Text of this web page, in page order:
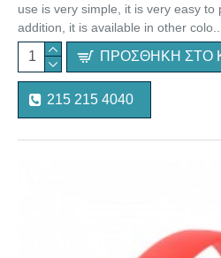
use is very simple, it is very easy to
addition, it is available in other colo..
ΠΡΟΣΘΉΚΗ ΣΤΟ
215 215 4040